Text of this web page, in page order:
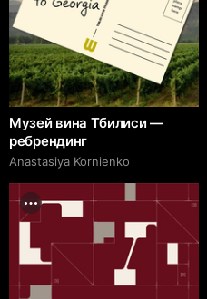
Музей вина Тбилиси —
ребрендинг
Anastasiya Kornienko